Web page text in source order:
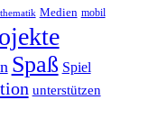
Medien mobil
Spaß Spiel
unterstützen